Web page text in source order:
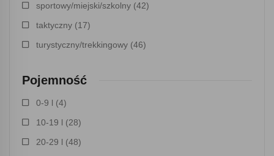
sportowy/miejski/szkolny (42)
taktyczny (17)
turystyczny/trekkingowy (46)
Pojemność
0-9 l (4)
10-19 l (28)
20-29 l (48)